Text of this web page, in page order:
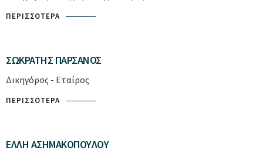
ΠΕΡΙΣΣΌΤΕΡΑ
ΣΩΚΡΆΤΗΣ ΠΑΡΣΆΝΟΣ
Δικηγόρος - Εταίρος
ΠΕΡΙΣΣΌΤΕΡΑ
ΈΛΛΗ ΑΣΗΜΑΚΟΠΟΎΛΟΥ